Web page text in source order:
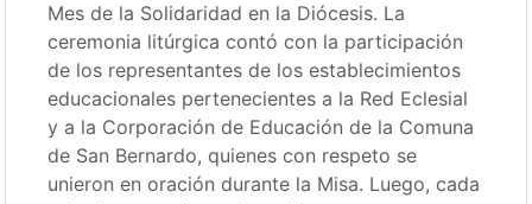
Mes de la Solidaridad en la Diócesis. La
ceremonia litúrgica contó con la participación
de los representantes de los establecimientos
educacionales pertenecientes a la Red Eclesial
y a la Corporación de Educación de la Comuna
de San Bernardo, quienes con respeto se
unieron en oración durante la Misa. Luego, cada